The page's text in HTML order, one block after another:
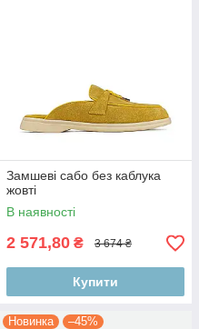
Замшеві сабо без каблука
жовті
В наявності
2 571,80 ₴ 3 674 ₴
Купити
Новинка –45%